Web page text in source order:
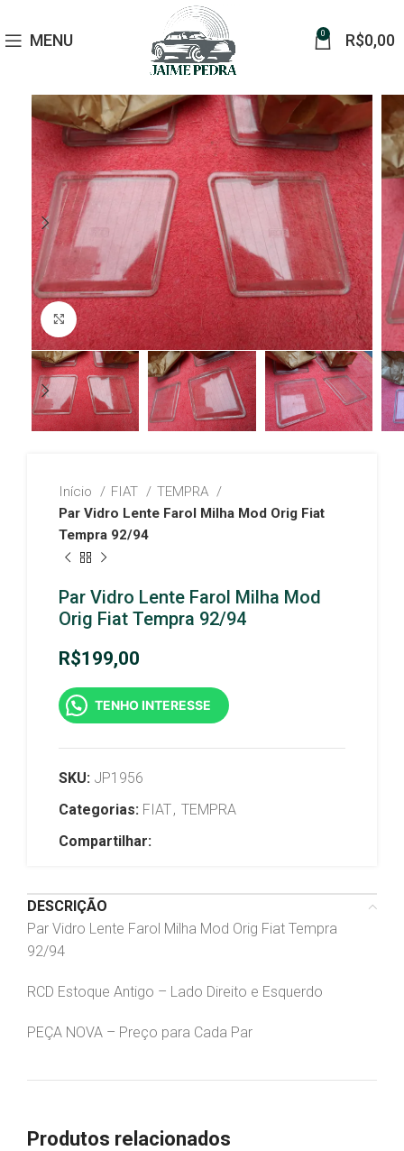
MENU 0 R$0,00
Click to enlarge
Início FIAT
TEMPRA
Par Vidro Lente Farol Milha Mod Orig Fiat
Tempra 92/94
Par Vidro Lente Farol Milha Mod
Orig Fiat Tempra 92/94
R$199,00
TENHO INTERESSE
SKU: JP1956
Categorias: FIAT, TEMPRA
Compartilhar:
DESCRIÇÃO
Par Vidro Lente Farol Milha Mod Orig Fiat Tempra
92/94
RCD Estoque Antigo – Lado Direito e Esquerdo
PEÇA NOVA – Preço para Cada Par
Produtos relacionados